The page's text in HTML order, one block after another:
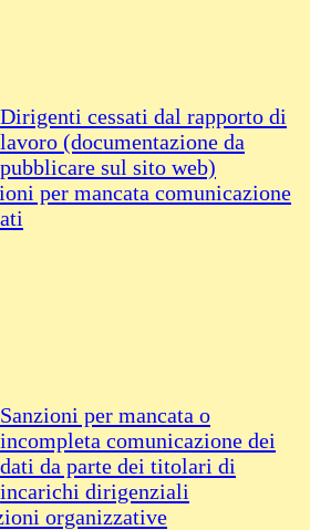
Dirigenti cessati dal rapporto di
lavoro (documentazione da
pubblicare sul sito web)
per mancata comunicazione
Sanzioni per mancata o
incompleta comunicazione dei
dati da parte dei titolari di
incarichi dirigenziali
organizzative